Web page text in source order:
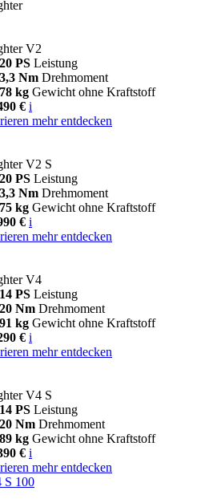
V2
PS Leistung
Nm Drehmoment
kg Gewicht ohne Kraftstoff
€ i
mehr entdecken
V2 S
PS Leistung
Nm Drehmoment
kg Gewicht ohne Kraftstoff
€ i
mehr entdecken
V4
PS Leistung
Nm Drehmoment
kg Gewicht ohne Kraftstoff
€ i
mehr entdecken
V4 S
PS Leistung
Nm Drehmoment
kg Gewicht ohne Kraftstoff
€ i
mehr entdecken
S 100